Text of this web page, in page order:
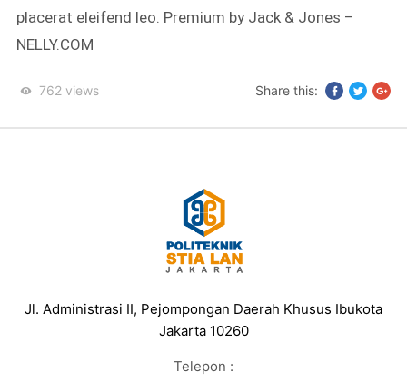
placerat eleifend leo. Premium by Jack & Jones –
NELLY.COM
762 views Share this:
Jl. Administrasi II, Pejompongan Daerah Khusus Ibukota
Jakarta 10260
Telepon :